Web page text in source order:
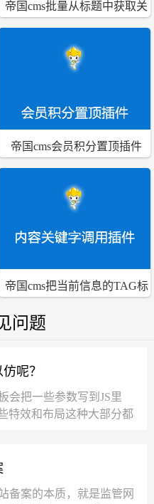
帝国cms批量从标题中获取关
键字插件
帝国cms会员积分置顶插件
帝国cms把当前信息的TAG标
问题
呢？
会把一些参数写到JS里
特效和布局这种大部分都
案的本质，就是监管网